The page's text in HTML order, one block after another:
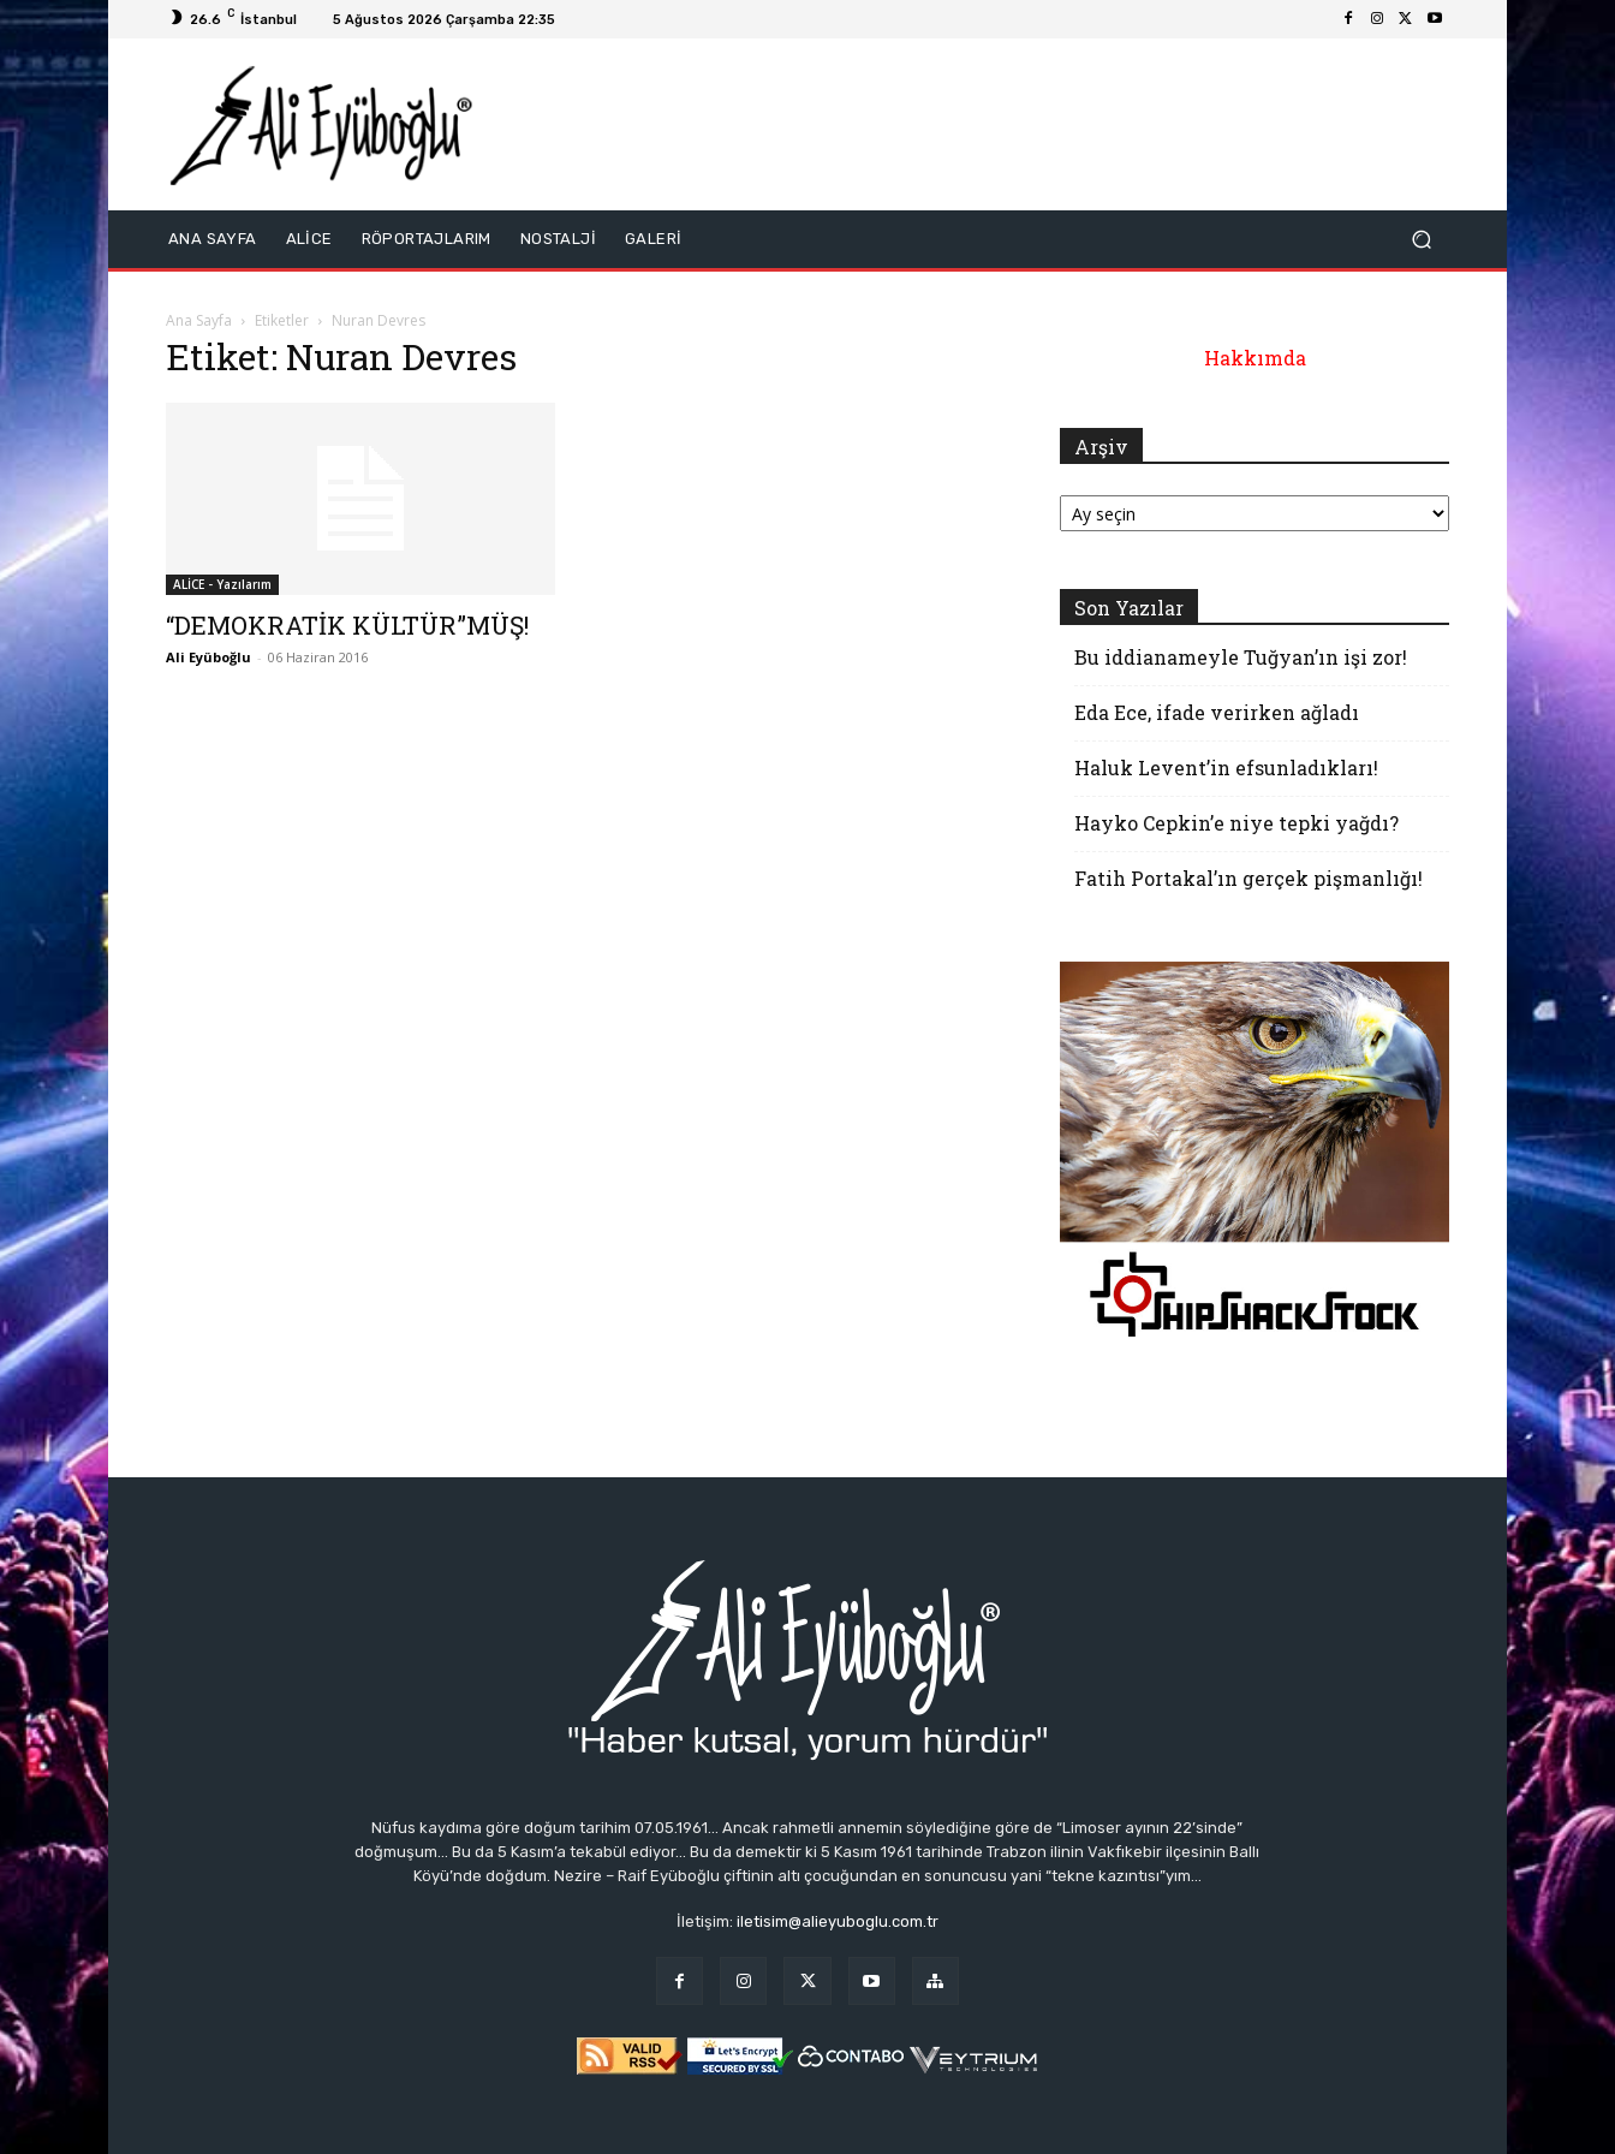
26.6 C İstanbul 5 Ağustos 2026 Çarşamba 22:35
ANA SAYFA ALİCE RÖPORTAJLARIM NOSTALJİ GALERİ
Ana Sayfa Etiketler Nuran Devres
Etiket: Nuran Devres
ALİCE - Yazılarım
“DEMOKRATİK KÜLTÜR”MÜŞ!
Ali Eyüboğlu - 06 Haziran 2016
Hakkımda
Arşiv
Arşiv
Son Yazılar
Bu iddianameyle Tuğyan’ın işi zor!
Eda Ece, ifade verirken ağladı
Haluk Levent’in efsunladıkları!
Hayko Cepkin’e niye tepki yağdı?
Fatih Portakal’ın gerçek pişmanlığı!
Nüfus kaydıma göre doğum tarihim 07.05.1961… Ancak rahmetli annemin söylediğine göre de “Limoser ayının 22’sinde”
doğmuşum… Bu da 5 Kasım’a tekabül ediyor… Bu da demektir ki 5 Kasım 1961 tarihinde Trabzon ilinin Vakfıkebir ilçesinin Ballı
Köyü’nde doğdum. Nezire – Raif Eyüboğlu çiftinin altı çocuğundan en sonuncusu yani “tekne kazıntısı”yım…
İletişim: iletisim@alieyuboglu.com.tr